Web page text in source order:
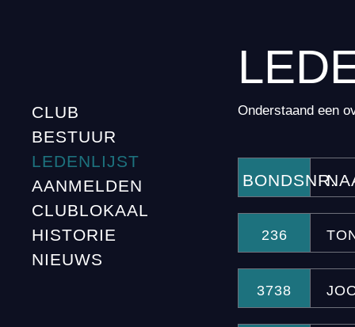
CLUB
BESTUUR
LEDENLIJST
AANMELDEN
CLUBLOKAAL
HISTORIE
NIEUWS
Onderstaand een
BONDSNR.
236
3738